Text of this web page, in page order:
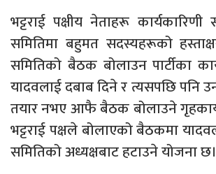
भट्टराई पक्षीय नेताहरू कार्यकारिणी
समितिमा बहुमत सदस्यहरूको
समितिको बैठक बोलाउन पार्टीका
यादवलाई दबाब दिने र त्यसपछि पनि
तयार नभए आफै बैठक बोलाउने
भट्टराई पक्षले बोलाएको बैठकमा
समितिको अध्यक्षबाट हटाउने योजना छ।